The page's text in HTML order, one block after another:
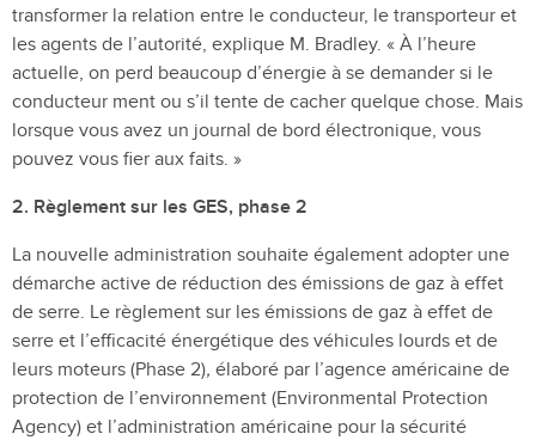
transformer la relation entre le conducteur, le transporteur et
les agents de l’autorité, explique M. Bradley. « À l’heure
actuelle, on perd beaucoup d’énergie à se demander si le
conducteur ment ou s’il tente de cacher quelque chose. Mais
lorsque vous avez un journal de bord électronique, vous
pouvez vous fier aux faits. »
2. Règlement sur les GES, phase 2
La nouvelle administration souhaite également adopter une
démarche active de réduction des émissions de gaz à effet
de serre. Le règlement sur les émissions de gaz à effet de
serre et l’efficacité énergétique des véhicules lourds et de
leurs moteurs (Phase 2), élaboré par l’agence américaine de
protection de l’environnement (Environmental Protection
Agency) et l’administration américaine pour la sécurité